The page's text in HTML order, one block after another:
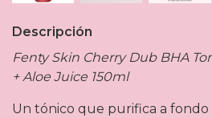
Descripción
Fenty Skin Cherry Dub BHA
+ Aloe Juice 150ml
Un tónico que purifica a fondo